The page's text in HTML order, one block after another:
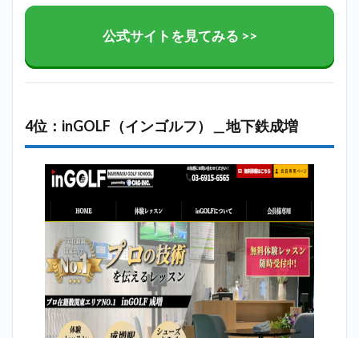
公式サイトを見てみる >>
4位：inGOLF（インゴルフ）＿地下鉄成増